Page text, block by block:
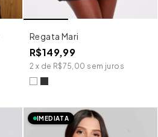
Regata Mari
R$149,99
2 x de R$75,00 sem juros
IMEDIATA